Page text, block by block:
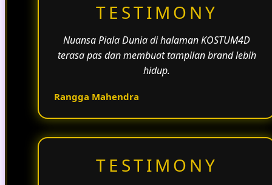
TESTIMONY
Nuansa Piala Dunia di halaman KOSTUM4D
terasa pas dan membuat tampilan brand lebih
hidup.
Rangga Mahendra
TESTIMONY